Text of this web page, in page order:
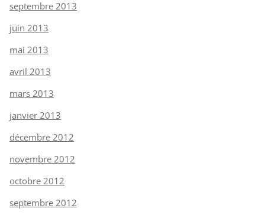
septembre 2013
juin 2013
mai 2013
avril 2013
mars 2013
janvier 2013
décembre 2012
novembre 2012
octobre 2012
septembre 2012